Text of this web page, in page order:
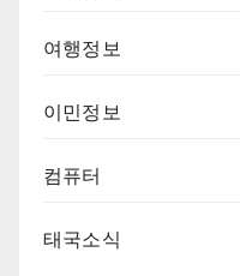
여행정보
이민정보
컴퓨터
태국소식